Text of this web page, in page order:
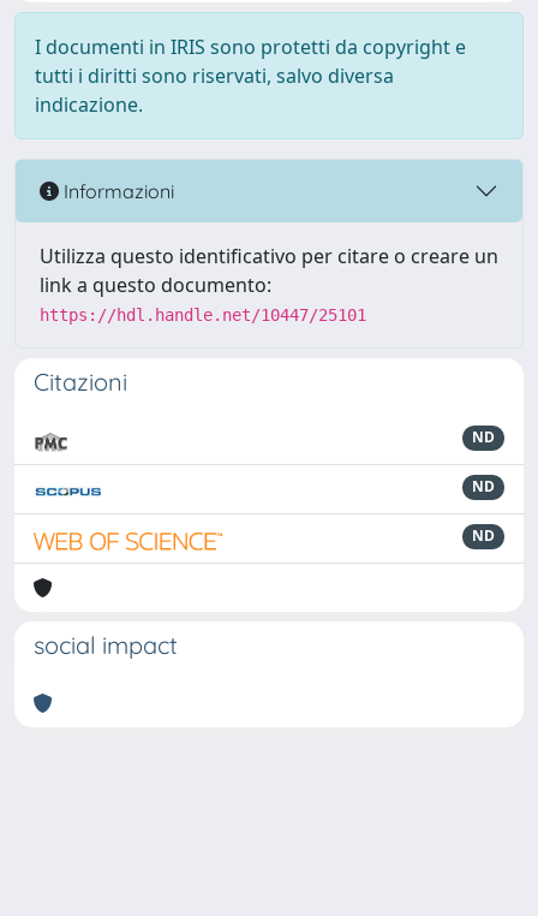
I documenti in IRIS sono protetti da copyright e
tutti i diritti sono riservati, salvo diversa
indicazione.
Informazioni
Utilizza questo identificativo per citare o creare un
link a questo documento:
https://hdl.handle.net/10447/25101
Citazioni
ND
ND
ND
social impact